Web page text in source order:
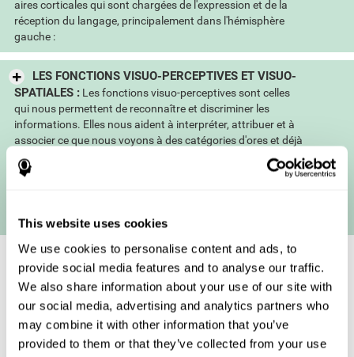
This website uses cookies
We use cookies to personalise content and ads, to
provide social media features and to analyse our traffic.
We also share information about your use of our site with
our social media, advertising and analytics partners who
may combine it with other information that you’ve
provided to them or that they’ve collected from your use
aires corticales qui sont chargées de l'expression et de la
réception du langage, principalement dans l'hémisphère
gauche :
LES FONCTIONS VISUO-PERCEPTIVES ET VISUO-
SPATIALES :Les fonctions visuo-perceptives sont celles
qui nous permettent de reconnaître et discriminer les
informations. Elles nous aident à interpréter, attribuer et à
associer ce que nous voyons à des catégories d'ores et déjà
connues et l'intégrer à nos connaissances. Un bon
fonctionnement de ces fonctions nous permet, par exemple,
clés ou un chapeau...